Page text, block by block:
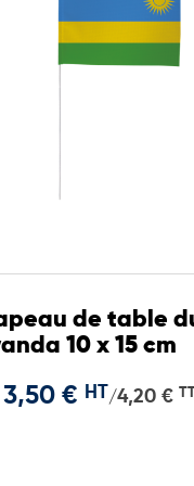
de table
10 x 15 cm
3,50 € HT /4,20 €